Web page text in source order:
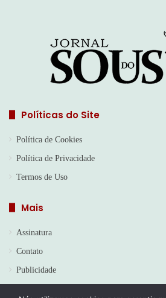
Políticas do Site
Política de Cookies
Política de Privacidade
Termos de Uso
Mais
Assinatura
Contato
Publicidade